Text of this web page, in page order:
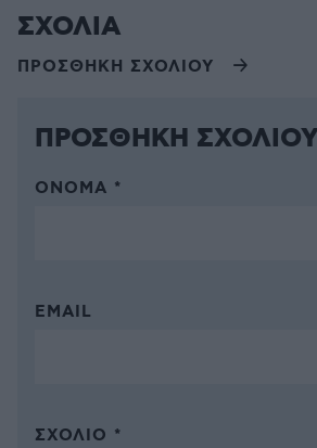
ΣΧΟΛΙΑ
ΠΡΟΣΘΗΚΗ ΣΧΟΛΙΟΥ
ΠΡΟΣΘΗΚΗ ΣΧΟΛΙΟΥ
ΌΝΟΜΑ *
EMAIL
ΣΧΌΛΙΟ *